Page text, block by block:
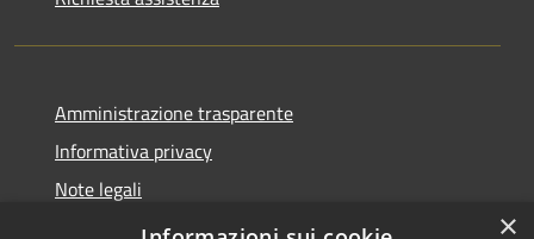
Amministrazione trasparente
Informativa privacy
Note legali
Dichiarazione di accessibilità
×